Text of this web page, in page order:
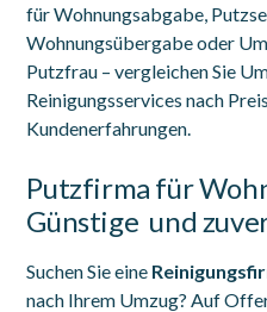
für Wohnungsabgabe,
Wohnungsübergabe oder
Putzfrau – vergleichen Sie
Reinigungsservices nach
Kundenerfahrungen.
Putzfirma für
Günstige und
Suchen Sie eine
nach Ihrem Umzug? Auf